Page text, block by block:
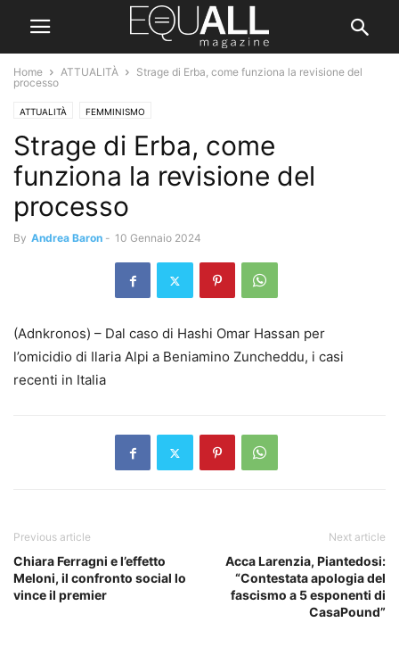
Home ATTUALITÀ
Strage di Erba, come funziona la revisione del
processo
ATTUALITÀ FEMMINISMO
Strage di Erba, come
funziona la revisione del
processo
By Andrea Baron - 10 Gennaio 2024
(Adnkronos) – Dal caso di Hashi Omar Hassan per
l’omicidio di Ilaria Alpi a Beniamino Zuncheddu, i casi
recenti in Italia
Previous article
Chiara Ferragni e l’effetto
Meloni, il confronto social lo
vince il premier
Next article
Acca Larenzia, Piantedosi:
“Contestata apologia del
fascismo a 5 esponenti di
CasaPound”